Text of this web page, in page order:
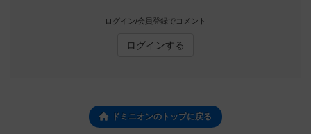
ログイン/会員登録でコメント
ログインする
ドミニオンのトップに戻る